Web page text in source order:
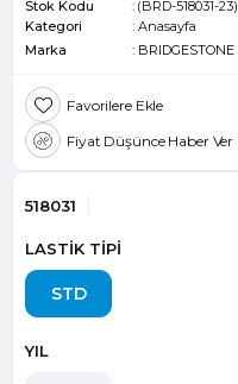
Stok Kodu
(BRD-518031-23)
Kategori
: Anasayfa
Marka
: BRIDGESTONE
Favorilere Ekle
Fiyat Düşünce Haber Ver
518031
LASTİK TİPİ
STD
YIL